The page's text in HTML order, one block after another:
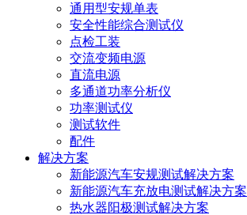
通用型安规单表
安全性能综合测试仪
点检工装
交流变频电源
直流电源
多通道功率分析仪
功率测试仪
测试软件
配件
解决方案
新能源汽车安规测试解决方案
新能源汽车充放电测试解决方案
热水器阳极测试解决方案